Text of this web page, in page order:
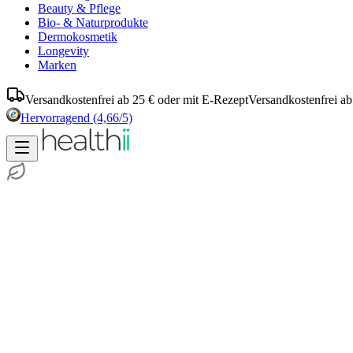
Beauty & Pflege
Bio- & Naturprodukte
Dermokosmetik
Longevity
Marken
Versandkostenfrei ab 25 € oder mit E-RezeptVersandkostenfrei
Hervorragend (4,66/5)